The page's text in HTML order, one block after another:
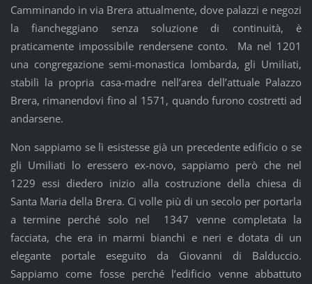
Camminando in via Brera attualmente, dove palazzi e negozi
la fiancheggiano senza soluzione di continuità, è
praticamente impossibile rendersene conto. Ma nel 1201
una congregazione semi-monastica lombarda, gli Umiliati,
stabilì la propria casa-madre nell’area dell’attuale Palazzo
Brera, rimanendovi fino al 1571, quando furono costretti ad
andarsene.
Non sappiamo se lì esistesse già un precedente edificio o se
gli Umiliati lo eressero ex-novo, sappiamo però che nel
1229 essi diedero inizio alla costruzione della chiesa di
Santa Maria della Brera. Ci volle più di un secolo per portarla
a termine perché solo nel 1347 venne completata la
facciata, che era in marmi bianchi e neri e dotata di un
elegante portale eseguito da Giovanni di Balduccio.
Sappiamo come fosse perché l’edificio venne abbattuto